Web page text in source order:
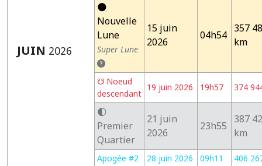
JUIN 2026
🌑
Nouvelle
Lune
Super Lune
15 juin
2026
04h54
357
km
☋ Noeud
descendant
19 juin 2026 19h57 374
🌓
Premier
Quartier
21 juin
2026
23h55
387
km
Apogée #2 28 juin 2026 09h11 406